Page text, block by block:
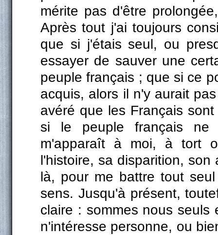
mérite pas d'être
Après tout j'ai toujours
que si j'étais seul, ou
essayer de sauver une
peuple français ; que si ce
acquis, alors il n'y aurait
avéré que les Français
si le peuple français
m'apparaît à moi, à tort
l'histoire, sa disparition,
là, pour me battre tout
sens. Jusqu'à présent,
claire : sommes nous
n'intéresse personne, ou